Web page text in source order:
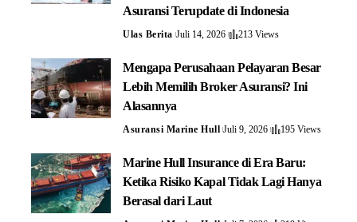
Asuransi Terupdate di Indonesia
Ulas Berita Juli 14, 2026 213 Views
Mengapa Perusahaan Pelayaran Besar
Lebih Memilih Broker Asuransi? Ini
Alasannya
Asuransi Marine Hull Juli 9, 2026 195 Views
Marine Hull Insurance di Era Baru:
Ketika Risiko Kapal Tidak Lagi Hanya
Berasal dari Laut